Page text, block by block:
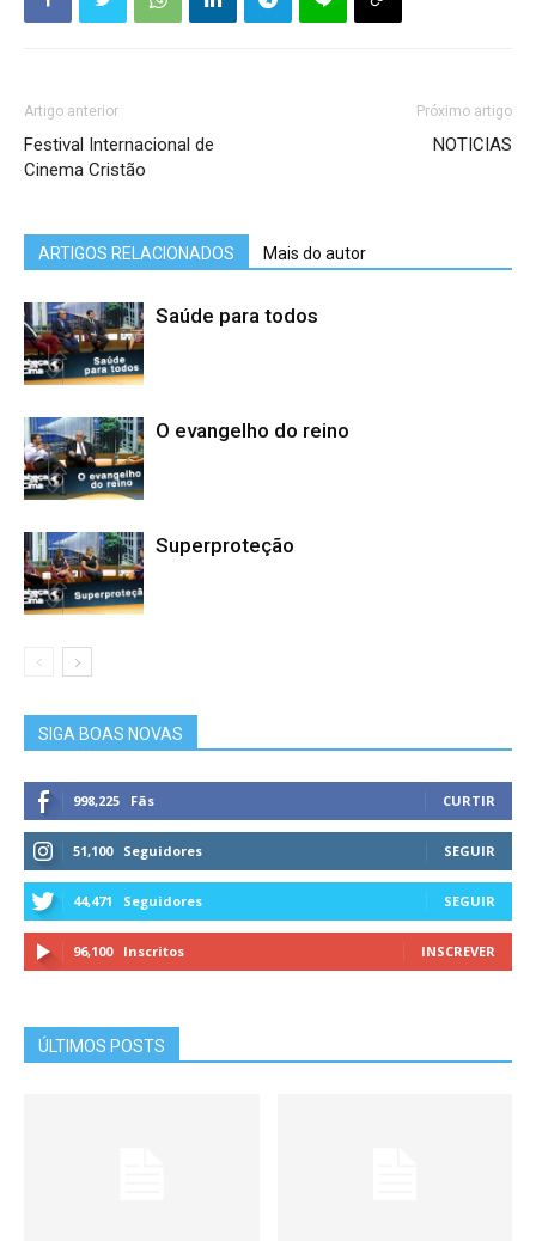
Artigo anterior
Festival Internacional de
Cinema Cristão
Próximo artigo
NOTICIAS
ARTIGOS RELACIONADOS Mais do autor
Saúde para todos
O evangelho do reino
Superproteção
SIGA BOAS NOVAS
998,225 Fãs CURTIR
51,100 Seguidores SEGUIR
44,471 Seguidores SEGUIR
96,100 Inscritos INSCREVER
ÚLTIMOS POSTS